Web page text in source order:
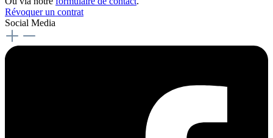
Révoquer un contrat
Social Media